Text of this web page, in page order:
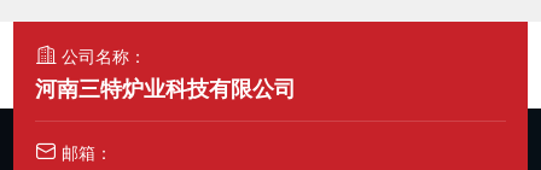
公司名称：
河南三特炉业科技有限公司
邮箱：